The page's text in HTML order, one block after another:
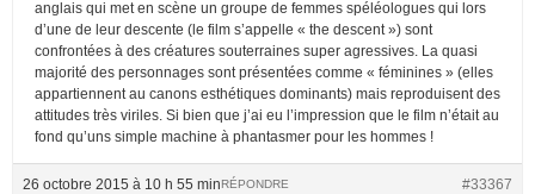
anglais qui met en scène un groupe de femmes spéléologues qui lors
d’une de leur descente (le film s’appelle « the descent ») sont
confrontées à des créatures souterraines super agressives. La quasi
majorité des personnages sont présentées comme « féminines » (elles
appartiennent au canons esthétiques dominants) mais reproduisent des
attitudes très viriles. Si bien que j’ai eu l’impression que le film n’était au
fond qu’uns simple machine à phantasmer pour les hommes !
26 octobre 2015 à 10 h 55 min #33367
RÉPONDRE